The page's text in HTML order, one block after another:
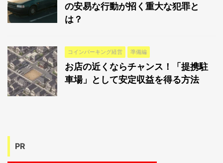
の安易な行動が招く重大な犯罪と
は？
コインパーキング経営 準備編
お店の近くならチャンス！「提携駐
車場」として安定収益を得る方法
PR